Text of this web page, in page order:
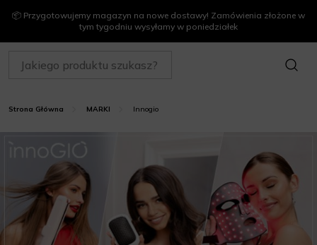
📦 Przygotowujemy magazyn na nowe dostawy! Zamówienia złożone w
tym tygodniu wysyłamy w poniedziałek
SZUKAJ
Strona Główna MARKI Innogio